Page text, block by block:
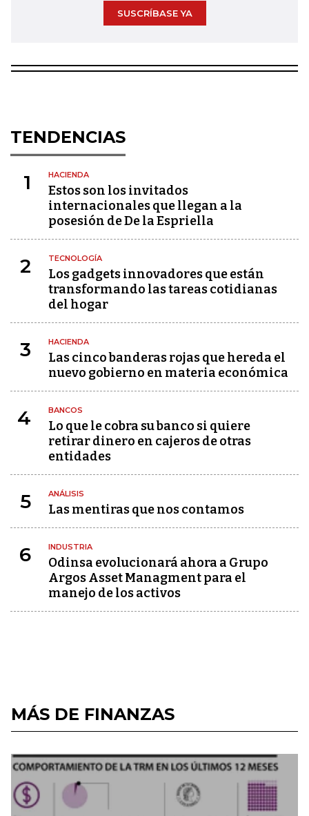
SUSCRÍBASE YA
TENDENCIAS
1 HACIENDA
Estos son los invitados
internacionales que llegan a la
posesión de De la Espriella
2 TECNOLOGÍA
Los gadgets innovadores que están
transformando las tareas cotidianas
del hogar
3 HACIENDA
Las cinco banderas rojas que hereda el
nuevo gobierno en materia económica
4 BANCOS
Lo que le cobra su banco si quiere
retirar dinero en cajeros de otras
entidades
5 ANÁLISIS
Las mentiras que nos contamos
6 INDUSTRIA
Odinsa evolucionará ahora a Grupo
Argos Asset Managment para el
manejo de los activos
MÁS DE FINANZAS